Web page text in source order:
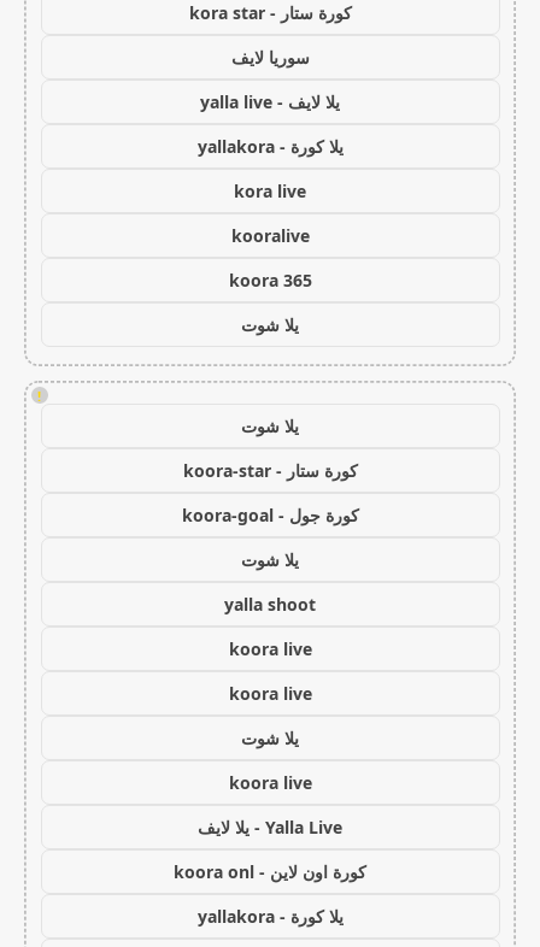
كورة ستار - kora star
سوريا لايف
يلا لايف - yalla live
يلا كورة - yallakora
kora live
kooralive
koora 365
يلا شوت
!
يلا شوت
كورة ستار - koora-star
كورة جول - koora-goal
يلا شوت
yalla shoot
koora live
koora live
يلا شوت
koora live
Yalla Live - يلا لايف
كورة اون لاين - koora onl
يلا كورة - yallakora